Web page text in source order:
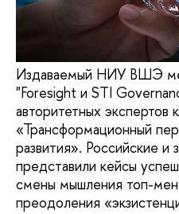
Издаваемый НИУ ВШЭ
"Foresight и STI
авторитетных экспертов
«Трансформационный
развития». Российские
представили кейсы
смены мышления топ-
преодоления